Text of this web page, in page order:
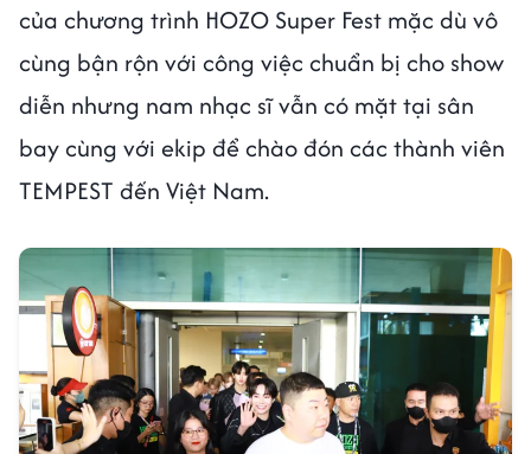
của chương trình HOZO Super Fest mặc dù vô
cùng bận rộn với công việc chuẩn bị cho show
diễn nhưng nam nhạc sĩ vẫn có mặt tại sân
bay cùng với ekip để chào đón các thành viên
TEMPEST đến Việt Nam.